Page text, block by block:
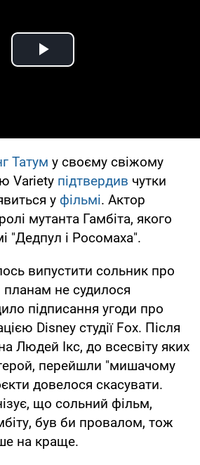
Play Video
Татум у своєму свіжому
Variety підтвердив чутки
у фільмі. Актор
мутанта Гамбіта, якого
"Дедпул і Росомаха".
випустити сольник про
планам не судилося
підписання угоди про
Disney студії Fox. Після
Людей Ікс, до всесвіту яких
перейшли "мишачому
довелося скасувати.
що сольний фільм,
був би провалом, тож
на краще.